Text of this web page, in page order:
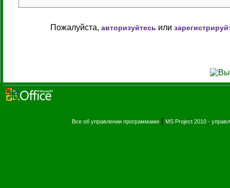
Пожалуйста, авторизуйтесь или
Все об управлении программами MS Project 2010 -